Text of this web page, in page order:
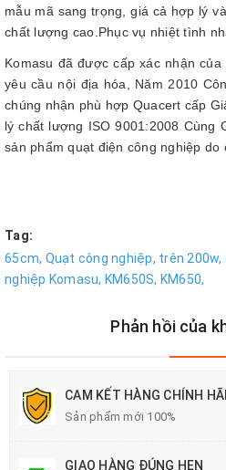
mẫu mã sang trọng, giá cả hợp lý
chất lượng cao.Phục vụ nhiệt tình
Komasu đã được cấp xác nhận
yêu cầu nội địa hóa, Năm 2010
chúng nhận phù hợp Quacert cấp
lý chất lượng ISO 9001:2008 Cùng
sản phẩm quạt điện công nghiệp
Tag:
65cm, Quạt công nghiệp, trên 200w,
nghiệp Komasu, KM650S, KM650,
Phản hồi của
CAM KẾT HÀNG CHÍNH
Sản phẩm mới 100%
GIAO HÀNG ĐÚNG HẸN